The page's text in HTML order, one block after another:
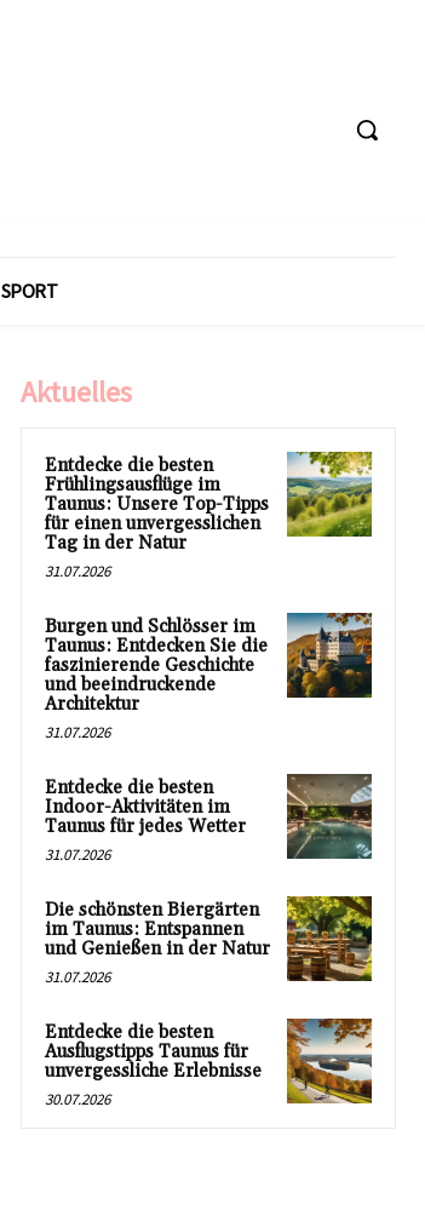
SPORT
Aktuelles
Entdecke die besten
Frühlingsausflüge im
Taunus: Unsere Top-Tipps
für einen unvergesslichen
Tag in der Natur
31.07.2026
Burgen und Schlösser im
Taunus: Entdecken Sie die
faszinierende Geschichte
und beeindruckende
Architektur
31.07.2026
Entdecke die besten
Indoor-Aktivitäten im
Taunus für jedes Wetter
31.07.2026
Die schönsten Biergärten
im Taunus: Entspannen
und Genießen in der Natur
31.07.2026
Entdecke die besten
Ausflugstipps Taunus für
unvergessliche Erlebnisse
30.07.2026